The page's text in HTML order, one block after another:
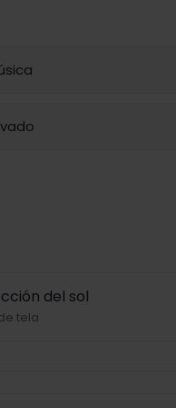
del sol
tela